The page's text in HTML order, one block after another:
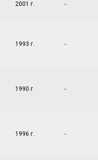
2001 г. -
1993 г. -
1990 г. -
1996 г. -